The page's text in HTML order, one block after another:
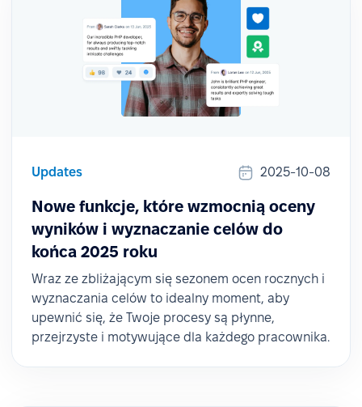
Updates 2025-10-08
Nowe funkcje, które wzmocnią oceny
wyników i wyznaczanie celów do
końca 2025 roku
Wraz ze zbliżającym się sezonem ocen rocznych i
wyznaczania celów to idealny moment, aby
upewnić się, że Twoje procesy są płynne,
przejrzyste i motywujące dla każdego pracownika.